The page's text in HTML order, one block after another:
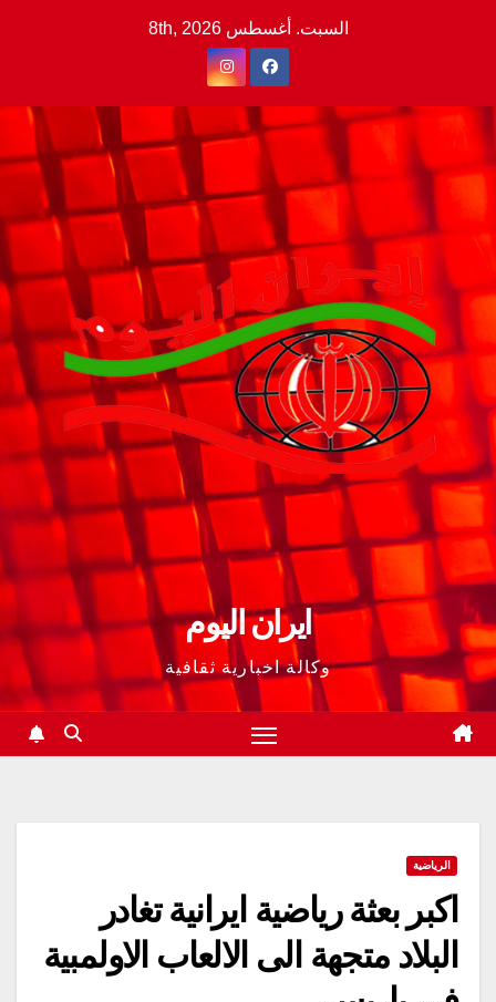
السبت. أغسطس 8th, 2026
ايران اليوم
وكالة اخبارية ثقافية
الرياضية
اكبر بعثة رياضية ايرانية تغادر
البلاد متجهة الى الالعاب الاولمبية